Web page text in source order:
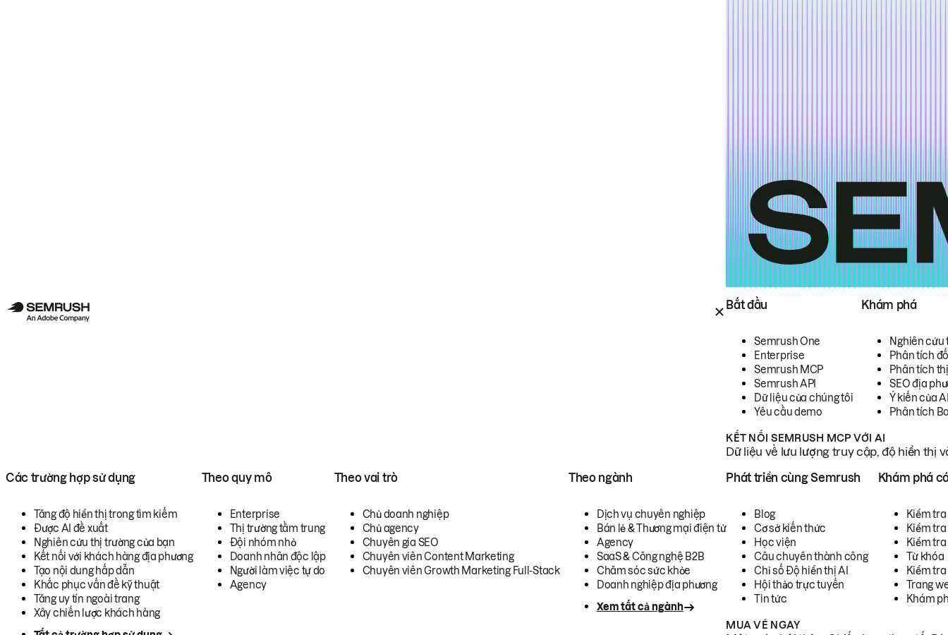
Bắt đầu
Semrush One
Enterprise
Semrush MCP
Semrush API
Dữ liệu của chúng tôi
Yêu cầu demo
Khám phá
Nghiên cứu
Phân tích
Phân tích
SEO địa
Ý kiến của
Phân tích
KẾT NỐI SEMRUSH MCP VỚI AI
Dữ liệu về lưu lượng truy cập, độ hiển thị
Các trường hợp sử dụng
Tăng độ hiển thị trong tìm kiếm
Được AI đề xuất
Nghiên cứu thị trường của bạn
Kết nối với khách hàng địa phương
Tạo nội dung hấp dẫn
Khắc phục vấn đề kỹ thuật
Tăng uy tín ngoài trang
Xây chiến lược khách hàng
Theo quy mô
Enterprise
Thị trường tầm trung
Đội nhóm nhỏ
Doanh nhân độc lập
Người làm việc tự do
Agency
Theo vai trò
Chủ doanh nghiệp
Chủ agency
Chuyên gia SEO
Chuyên viên Content Marketing
Chuyên viên Growth Marketing Full-Stack
Theo ngành
Dịch vụ chuyên nghiệp
Bán lẻ & Thương mại điện tử
Agency
SaaS & Công nghệ B2B
Chăm sóc sức khỏe
Doanh nghiệp địa phương
Xem tất cả ngành
Phát triển cùng Semrush
Blog
Cơ sở kiến thức
Học viện
Câu chuyên thành công
Chỉ số Độ hiển thị AI
Hội thảo trực tuyến
Tin tức
Khám phá
Kiểm
Kiểm tra
Kiểm
Từ khóa
Kiểm
Trang
Khám
MUA VÉ NGAY